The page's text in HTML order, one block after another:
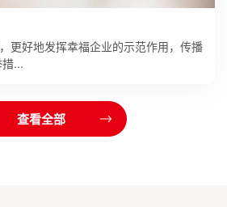
更好地发挥幸福企业的示范作用，传播
...
查看全部